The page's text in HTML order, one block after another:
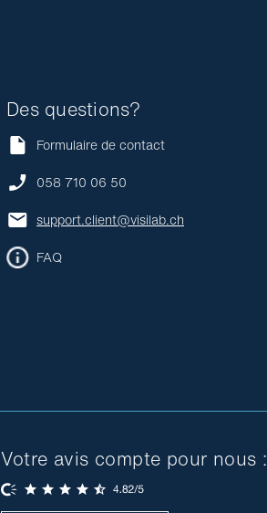
Des questions?
Formulaire de contact
058 710 06 50
support.client@visilab.ch
FAQ
Votre avis compte pour nous :